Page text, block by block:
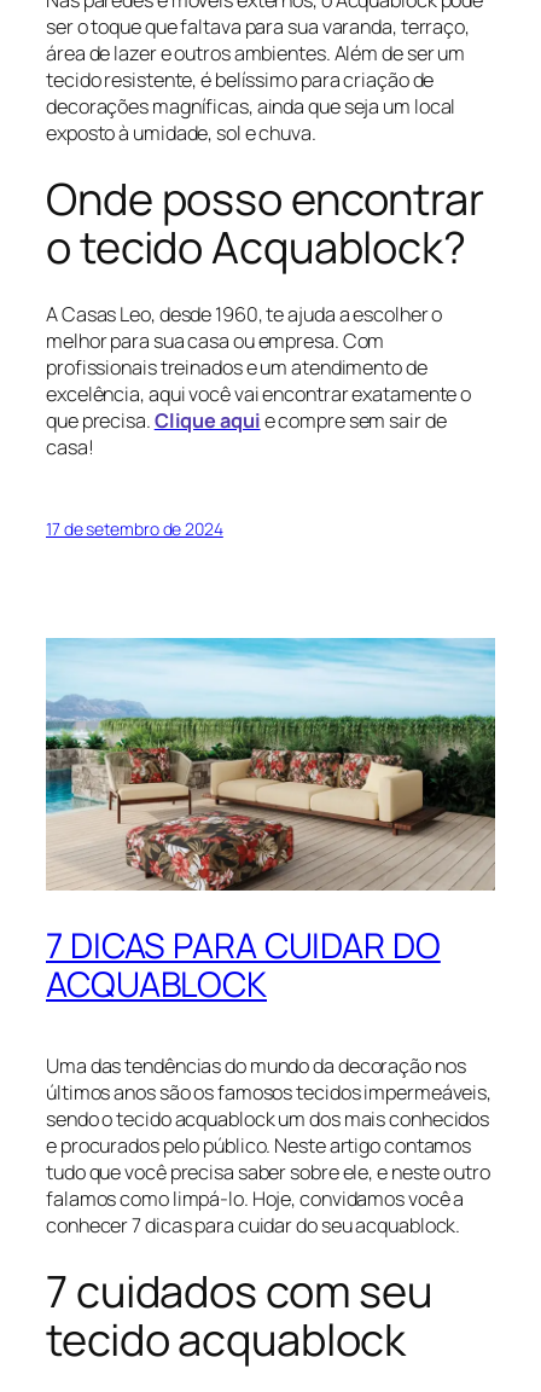
ser o toque que faltava para sua varanda, terraço,
área de lazer e outros ambientes. Além de ser um
tecido resistente, é belíssimo para criação de
decorações magníficas, ainda que seja um local
exposto à umidade, sol e chuva.
Onde posso encontrar
o tecido Acquablock?
A Casas Leo, desde 1960, te ajuda a escolher o
melhor para sua casa ou empresa. Com
profissionais treinados e um atendimento de
excelência, aqui você vai encontrar exatamente o
que precisa.Clique aquie compre sem sair de
casa!
17 de setembro de 2024
7 DICAS PARA CUIDAR DO
ACQUABLOCK
Uma das tendências do mundo da decoração nos
últimos anos são os famosos tecidos impermeáveis,
sendo o tecido acquablock um dos mais conhecidos
e procurados pelo público. Neste artigo contamos
tudo que você precisa saber sobre ele, e neste outro
falamos como limpá-lo. Hoje, convidamos você a
conhecer 7 dicas para cuidar do seu acquablock.
7 cuidados com seu
tecido acquablock